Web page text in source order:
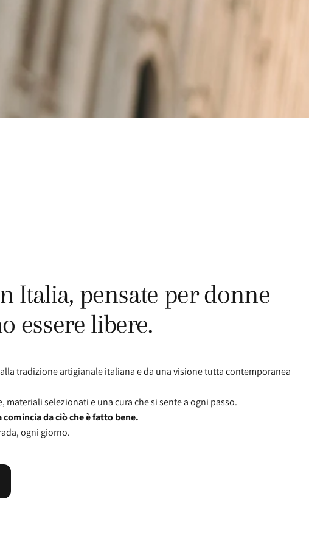
Italia, pensate per donne
essere libere.
tradizione artigianale italiana e da una visione tutta contemporanea
materiali selezionati e una cura che si sente a ogni passo.
comincia da ciò che è fatto bene.
ogni giorno.